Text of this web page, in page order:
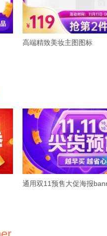
高端精致美妆主图图标
通用双11预售大促海报